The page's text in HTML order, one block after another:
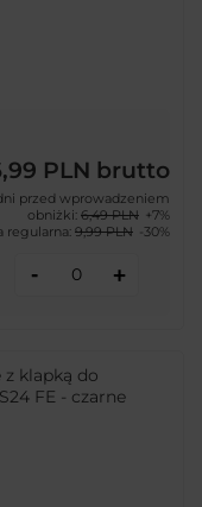
PLN brutto
przed wprowadzeniem
obniżki: 6,49 PLN +7%
regularna: 9,99 PLN -30%
- +
z klapką do
FE - czarne